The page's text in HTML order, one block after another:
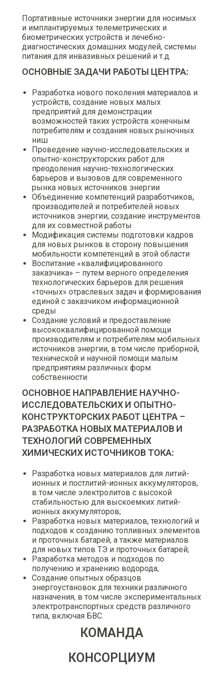
Портативные источники энергии для носимых
и имплантируемых телеметрических и
биометрических устройств и лечебно-
диагностических домашних модулей, системы
питания для инвазивных решений и т.д.
ОСНОВНЫЕ ЗАДАЧИ РАБОТЫ ЦЕНТРА:
Разработка нового поколения материалов и
устройств, создание новых малых
предприятий для демонстрации
возможностей таких устройств конечным
потребителям и создания новых рыночных
ниш
Проведение научно-исследовательских и
опытно-конструкторских работ для
преодоления научно-технологических
барьеров и вызовов для современного
рынка новых источников энергии
Объединение компетенций разработчиков,
производителей и потребителей новых
источников энергии, создание инструментов
для их совместной работы
Модификация системы подготовки кадров
для новых рынков в сторону повышения
мобильности компетенций в этой области
Воспитание «квалифицированного
заказчика» – путем верного определения
технологических барьеров для решения
«точных» отраслевых задач и формирования
единой с заказчиком информационной
среды
Создание условий и предоставление
высококвалифицированной помощи
производителям и потребителям мобильных
источников энергии, в том числе приборной,
технической и научной помощи малым
предприятиям различных форм
собственности.
ОСНОВНОЕ НАПРАВЛЕНИЕ НАУЧНО-
ИССЛЕДОВАТЕЛЬСКИХ И ОПЫТНО-
КОНСТРУКТОРСКИХ РАБОТ ЦЕНТРА –
РАЗРАБОТКА НОВЫХ МАТЕРИАЛОВ И
ТЕХНОЛОГИЙ СОВРЕМЕННЫХ
ХИМИЧЕСКИХ ИСТОЧНИКОВ ТОКА:
Разработка новых материалов для литий-
ионных и постлитий-ионных аккумуляторов,
в том числе электролитов с высокой
стабильностью для выскоемких литий-
ионных аккумуляторов;
Разработка новых материалов, технологий и
подходов к созданию топливных элементов
и проточных батарей, а также материалов
для новых типов ТЭ и проточных батарей;
Разработка методов и подходов по
получению и хранению водорода;
Создание опытных образцов
энергоустановок для техники различного
назначения, в том числе экспериментальных
электротранспортных средств различного
типа, включая БВС.
КОМАНДА
КОНСОРЦИУМ